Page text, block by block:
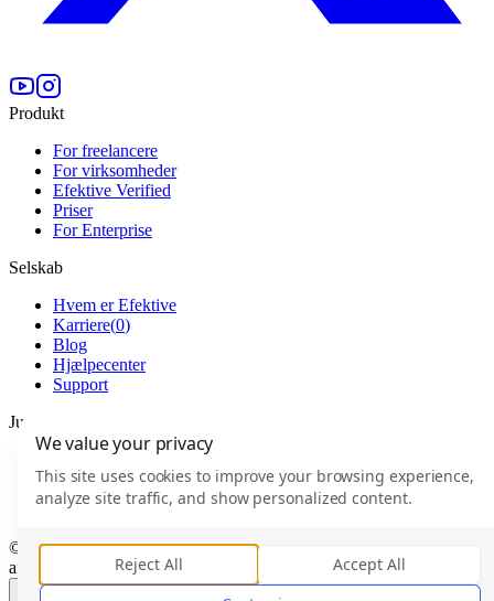
Produkt
For freelancere
For virksomheder
Efektive Verified
Priser
For Enterprise
Selskab
Hvem er Efektive
Karriere(0)
Blog
Hjælpecenter
Support
Juridisk
Forretningsbetingelser
Brugeraftale
Privatlivspolitik
© 2026 Efektive ApS · CVR 45284107 · Made with
af37e41
We value your privacy
This site uses cookies to improve your browsing experience,
analyze site traffic, and show personalized content.
Reject All
Accept All